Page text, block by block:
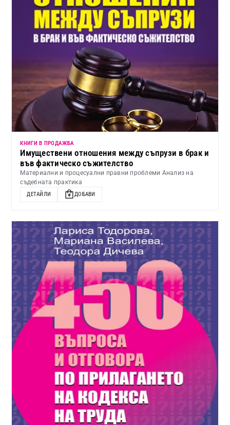
КНИГИ В ПРОДАЖБА
Имуществени отношения между съпрузи в брак и
във фактическо съжителство
Материални и процесуални правни проблеми Анализ на
съдебната практика
ДЕТАЙЛИ ДОБАВИ